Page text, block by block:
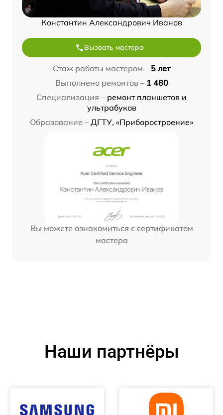
Константин Александрович Иванов
Вызвать мастера
Стаж работы мастером – 5 лет
Выполнено ремонтов – 1 480
Специализация – ремонт планшетов и
ультрабуков
Образование – ДГТУ, «Приборостроение»
Вы можете ознакомиться с сертификатом
мастера
Наши партнёры